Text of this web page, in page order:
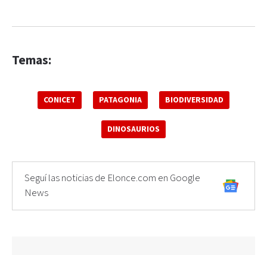
Temas:
CONICET PATAGONIA BIODIVERSIDAD
DINOSAURIOS
Seguí las noticias de Elonce.com en Google
News